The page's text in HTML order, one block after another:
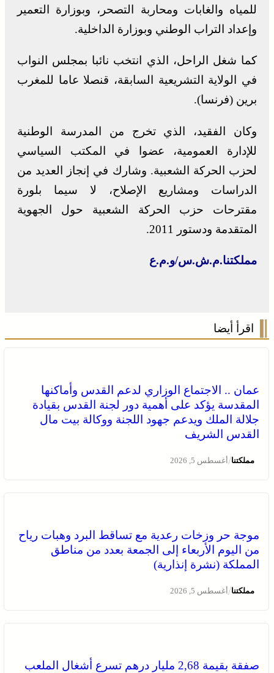
للمياه والغابات ومحاربة التصحر، وبوزارة التعمير
وإعداد التراب الوطني وبوزارة الداخلية.
كما شغل الراحل، الذي انتخب نائبا بمجلس النواب
في الولاية التشريعية السابقة، قنصلا عاما للمغرب
برين (فرنسا).
وكان الفقيد، الذي تخرج من المدرسة الوطنية
للإدارة العمومية، عضوا في المكتب السياسي
لحزب الحركة الشعبية. وشارك في إنجاز العديد من
الدراسات ومشاريع الإصلاح، لا سيما بلورة
مقترحات حزب الحركة الشعبية حول الجهوية
المتقدمة ودستور 2011.
مملكتنا.م.ش.س/و.م.ع
اقرأ أيضا
عمان .. الاجتماع الوزاري لدعم القدس وأماكنها
المقدسة يؤكد على أهمية دور لجنة القدس بقيادة
جلالة الملك ويدعم جهود اللجنة ووكالة بيت مال
القدس الشريف
مملكتنا/أغسطس 5, 2026
موجة حر وزخات رعدية مع تساقط البرد وهبات رياح
من اليوم الأربعاء إلى الجمعة بعدد من مناطق
المملكة (نشرة إنذارية)
مملكتنا/أغسطس 5, 2026
صفقة بقيمة 2,68 مليار درهم تسرع أشغال الملعب